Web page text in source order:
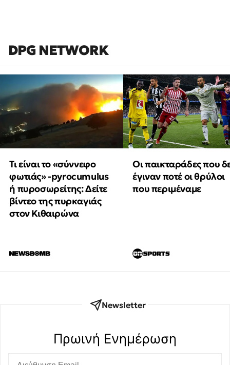
DPG NETWORK
Τι είναι το «σύννεφο
φωτιάς» -pyrocumulus
ή πυροσωρείτης: Δείτε
βίντεο της πυρκαγιάς
στον Κιθαιρώνα
Οι παικταράδες που
έγιναν ποτέ οι θρύλοι
που περιμέναμε
Newsletter
Πρωινή Eνημέρωση